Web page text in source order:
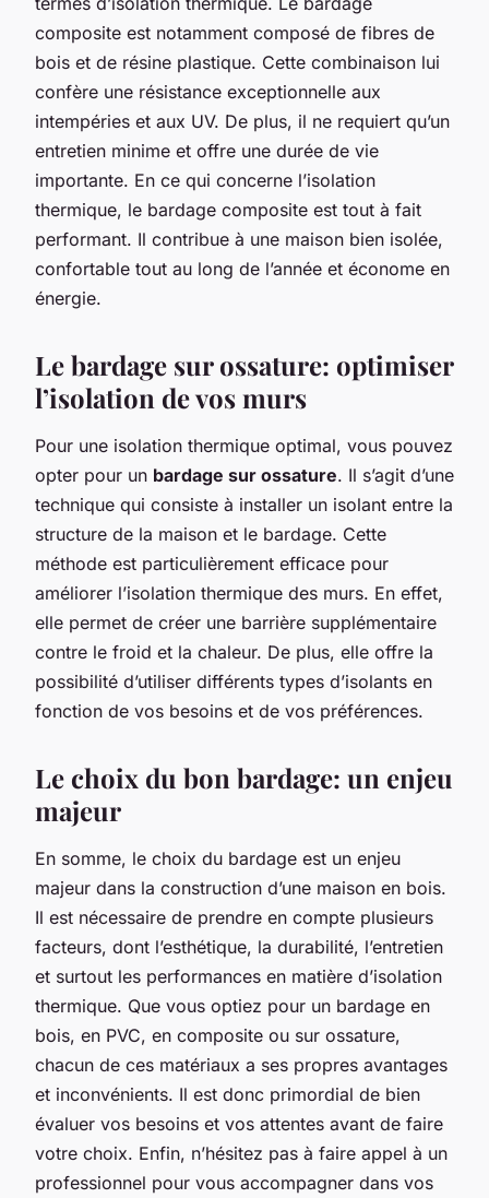
composite est notamment composé de fibres de
bois et de résine plastique. Cette combinaison lui
confère une résistance exceptionnelle aux
intempéries et aux UV. De plus, il ne requiert qu’un
entretien minime et offre une durée de vie
importante. En ce qui concerne l’isolation
thermique, le bardage composite est tout à fait
performant. Il contribue à une maison bien isolée,
confortable tout au long de l’année et économe en
énergie.
Le bardage sur ossature: optimiser
l’isolation de vos murs
Pour une isolation thermique optimal, vous pouvez
opter pour un bardage sur ossature. Il s’agit d’une
technique qui consiste à installer un isolant entre la
structure de la maison et le bardage. Cette
méthode est particulièrement efficace pour
améliorer l’isolation thermique des murs. En effet,
elle permet de créer une barrière supplémentaire
contre le froid et la chaleur. De plus, elle offre la
possibilité d’utiliser différents types d’isolants en
fonction de vos besoins et de vos préférences.
Le choix du bon bardage: un enjeu
majeur
En somme, le choix du bardage est un enjeu
majeur dans la construction d’une maison en bois.
Il est nécessaire de prendre en compte plusieurs
facteurs, dont l’esthétique, la durabilité, l’entretien
et surtout les performances en matière d’isolation
thermique. Que vous optiez pour un bardage en
bois, en PVC, en composite ou sur ossature,
chacun de ces matériaux a ses propres avantages
et inconvénients. Il est donc primordial de bien
évaluer vos besoins et vos attentes avant de faire
votre choix. Enfin, n’hésitez pas à faire appel à un
professionnel pour vous accompagner dans vos